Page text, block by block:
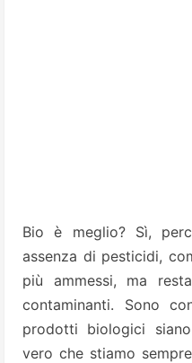
Bio è meglio? Sì,
assenza di pesticidi,
più ammessi, ma
contaminanti. Sono
prodotti biologici
vero che stiamo